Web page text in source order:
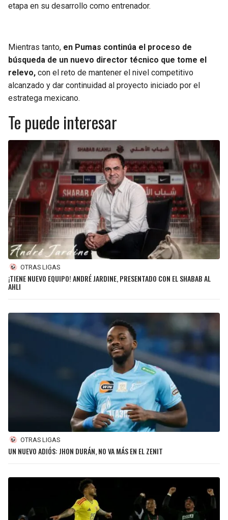
etapa en su desarrollo como entrenador.
Mientras tanto, en Pumas continúa el proceso de
búsqueda de un nuevo director técnico que tome el
relevo, con el reto de mantener el nivel competitivo
alcanzado y dar continuidad al proyecto iniciado por el
estratega mexicano.
Te puede interesar
OTRAS LIGAS
¡TIENE NUEVO EQUIPO! ANDRÉ JARDINE, PRESENTADO CON EL SHABAB AL
AHLI
OTRAS LIGAS
UN NUEVO ADIÓS: JHON DURÁN, NO VA MÁS EN EL ZENIT